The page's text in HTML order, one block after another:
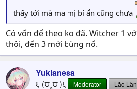
thấy tới mà ma mị bí ẩn cũng chưa
Có vốn để theo ko đã. Witcher 1
thôi, đến 3 mới bùng nổ.
Yukianesa
ξ (⩌‸⩌ )ξ Moderator Lão